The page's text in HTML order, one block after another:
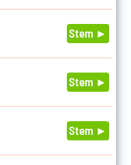
Stem ►
Stem ►
Stem ►